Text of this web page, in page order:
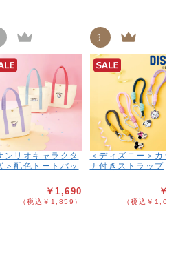
ンリオキャラクタ
＞配色トートバッ
￥1,690
（税込￥1,859）
3
＜ディズニー＞カラ
ナ付きストラップ
￥
（税込￥